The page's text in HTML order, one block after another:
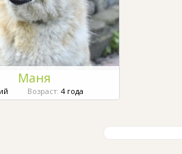
Маня
Возраст: 4 года